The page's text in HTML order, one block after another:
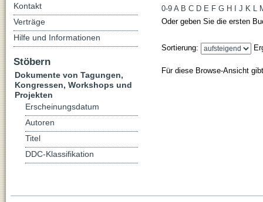
0-9 A B C D E F G H J K L
Oder geben Sie die ersten
Sortierung:
Für diese Browse-Ansicht
Kontakt
Verträge
Hilfe und Informationen
Stöbern
Dokumente von Tagungen,
Kongressen, Workshops und
Projekten
Erscheinungsdatum
Autoren
Titel
DDC-Klassifikation